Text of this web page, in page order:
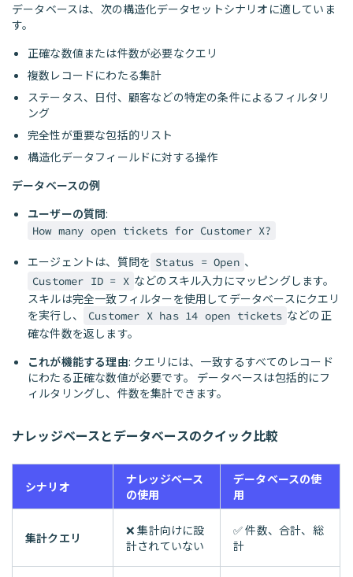
データベースは、次の構造化データセットシナリオに適していま
す。
正確な数値または件数が必要なクエリ
複数レコードにわたる集計
ステータス、日付、顧客などの特定の条件によるフィルタリ
ング
完全性が重要な包括的リスト
構造化データフィールドに対する操作
データベースの例
ユーザーの質問:
How many open tickets for Customer X?
エージェントは、質問を Status = Open 、
Customer ID = X などのスキル入力にマッピングします。
スキルは完全一致フィルターを使用してデータベースにクエリ
を実行し、
Customer X has 14 open tickets などの正
確な件数を返します。
これが機能する理由: クエリには、一致するすべてのレコード
にわたる正確な数値が必要です。 データベースは包括的にフ
ィルタリングし、件数を集計できます。
ナレッジベースとデータベースのクイック比較
シナリオ
ナレッジベース
の使用
データベースの使
用
集計クエリ
❌ 集計向けに設
計されていない
✅ 件数、合計、総
計